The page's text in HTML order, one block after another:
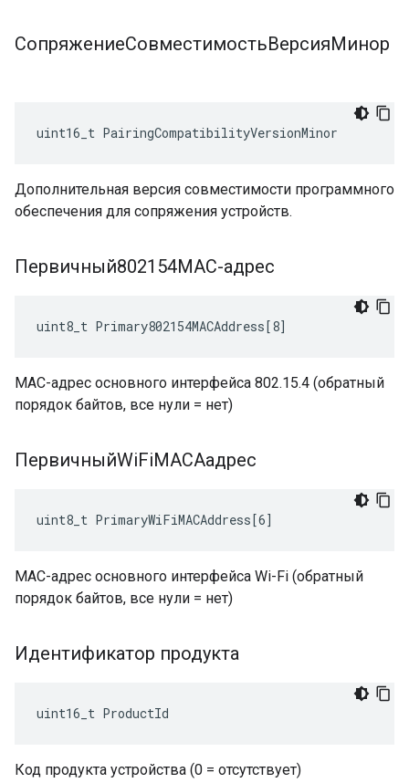
СопряжениеСовместимостьВерсияМинор
uint16_t PairingCompatibilityVersionMinor
Дополнительная версия совместимости программного
обеспечения для сопряжения устройств.
Первичный802154MAC-адрес
uint8_t Primary802154MACAddress[8]
MAC-адрес основного интерфейса 802.15.4 (обратный
порядок байтов, все нули = нет)
ПервичныйWiFiMACAадрес
uint8_t PrimaryWiFiMACAddress[6]
MAC-адрес основного интерфейса Wi-Fi (обратный
порядок байтов, все нули = нет)
Идентификатор продукта
uint16_t ProductId
Код продукта устройства (0 = отсутствует)